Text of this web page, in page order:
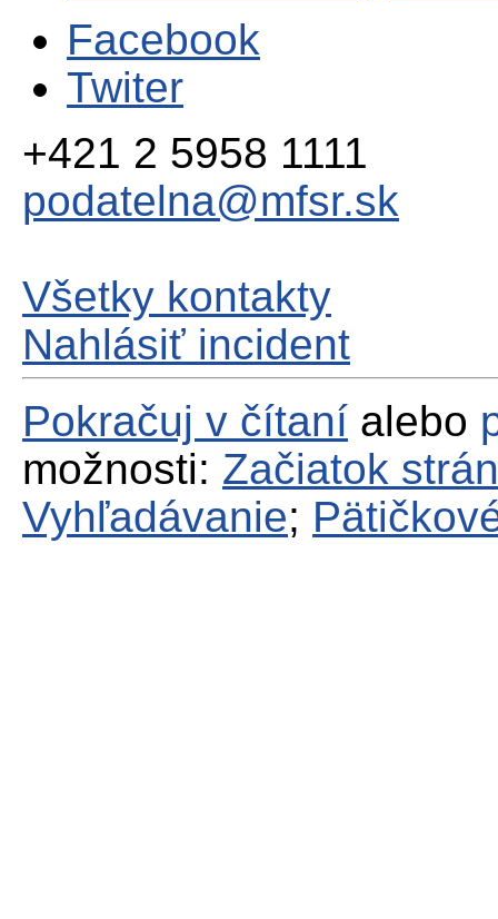
Facebook
Twiter
+421 2 5958 1111
podatelna@mfsr.sk
Všetky kontakty
Nahlásiť incident
Pokračuj v čítaní alebo
možnosti: Začiatok
Vyhľadávanie;